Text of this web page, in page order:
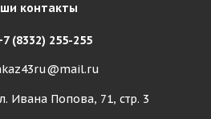
контакты
(8332) 255-255
Ивана Попова, 71, стр. 3